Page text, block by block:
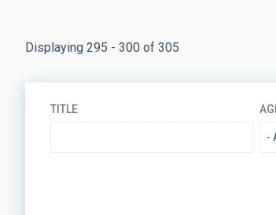
Displaying 295 - 300 of 305
TITLE